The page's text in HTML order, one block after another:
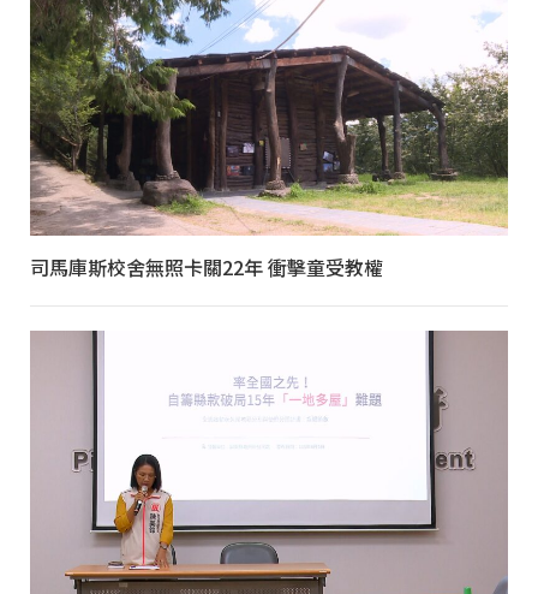
司馬庫斯校舍無照卡關22年 衝擊童受教權